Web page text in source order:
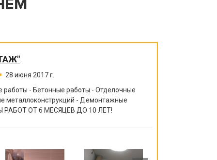
28 июня 2017 г.
- Бетонные работы - Отделочные
металлоконструкций - Демонтажные
РАБОТ ОТ 6 МЕСЯЦЕВ ДО 10 ЛЕТ!